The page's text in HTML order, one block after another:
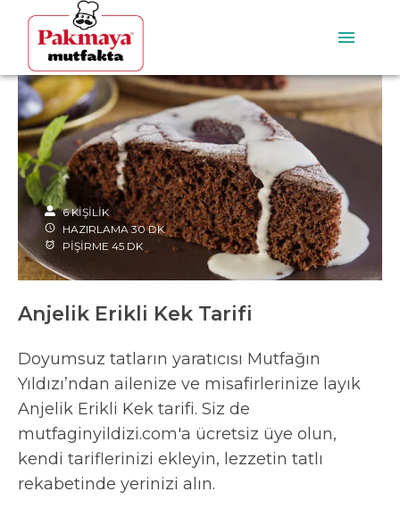
6 KİŞİLİK
HAZIRLAMA 30 DK
PİŞİRME 45 DK
Anjelik Erikli Kek Tarifi
Doyumsuz tatların yaratıcısı Mutfağın
Yıldızı’ndan ailenize ve misafirlerinize layık
Anjelik Erikli Kek tarifi. Siz de
mutfaginyildizi.com'a ücretsiz üye olun,
kendi tariflerinizi ekleyin, lezzetin tatlı
rekabetinde yerinizi alın.